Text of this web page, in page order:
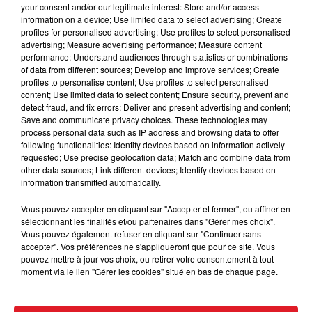
15 juillet 2026
BÉTHUNE: ENQUÊTE POUR HOMICIDE
VOLONTAIRE EN COURS, APRÈS LA...
Selon les premiers éléments, le logement servait
à des prostituées
your consent and/or our legitimate interest: Store and/or access
information on a device; Use limited data to select advertising; Create
profiles for personalised advertising; Use profiles to select personalised
advertising; Measure advertising performance; Measure content
performance; Understand audiences through statistics or combinations
of data from different sources; Develop and improve services; Create
profiles to personalise content; Use profiles to select personalised
content; Use limited data to select content; Ensure security, prevent and
detect fraud, and fix errors; Deliver and present advertising and content;
Save and communicate privacy choices. These technologies may
process personal data such as IP address and browsing data to offer
following functionalities: Identify devices based on information actively
requested; Use precise geolocation data; Match and combine data from
other data sources; Link different devices; Identify devices based on
information transmitted automatically.
Vous pouvez accepter en cliquant sur "Accepter et fermer", ou affiner en
sélectionnant les finalités et/ou partenaires dans "Gérer mes choix".
Vous pouvez également refuser en cliquant sur "Continuer sans
accepter". Vos préférences ne s'appliqueront que pour ce site. Vous
pouvez mettre à jour vos choix, ou retirer votre consentement à tout
moment via le lien "Gérer les cookies" situé en bas de chaque page.